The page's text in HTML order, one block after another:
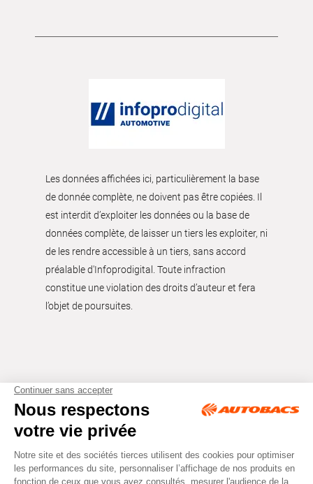
Les données affichées ici, particulièrement la base
de donnée complète, ne doivent pas être copiées. Il
est interdit d’exploiter les données ou la base de
données complète, de laisser un tiers les exploiter, ni
de les rendre accessible à un tiers, sans accord
préalable d'Infoprodigital. Toute infraction
constitue une violation des droits d’auteur et fera
l’objet de poursuites.
Tous droits réservés © Autobacs
Mentions légales RGPD